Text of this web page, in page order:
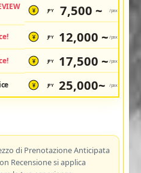
¥ JPY 7,500 ~ /pax
¥ JPY 12,000 ~ /pax
¥ JPY 17,500 ~ /pax
¥ JPY 25,000~ /pax
di Prenotazione Anticipata
Recensione si applica